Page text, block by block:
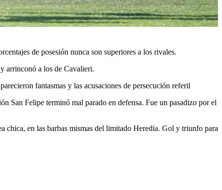
de posesión nunca son superiores a los rivales.
arrinconó a los de Cavalieri.
fantasmas y las acusaciones de persecución referil
San Felipe terminó mal parado en defensa. Fue un pasadizo por el
en las barbas mismas del limitado Heredia. Gol y triunfo para